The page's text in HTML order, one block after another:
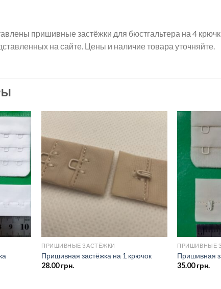
пришивные застёжки для бюстгальтера на 4
на сайте. Цены и наличие товара уточняйте.
список
желаний
желаний
ПРИШИВНЫЕ ЗАСТЁЖКИ
Пришивная застёжка на 1 крючок
28.00грн.
ПРИШИВНЫЕ
Пришивная
35.00грн.